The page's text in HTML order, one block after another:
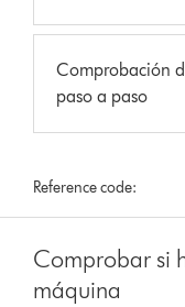
Comprobación
paso a paso
Reference code:
Comprobar si
máquina